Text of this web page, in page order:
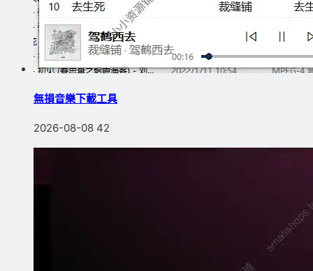
無損音樂下載工具
2026-08-08 42